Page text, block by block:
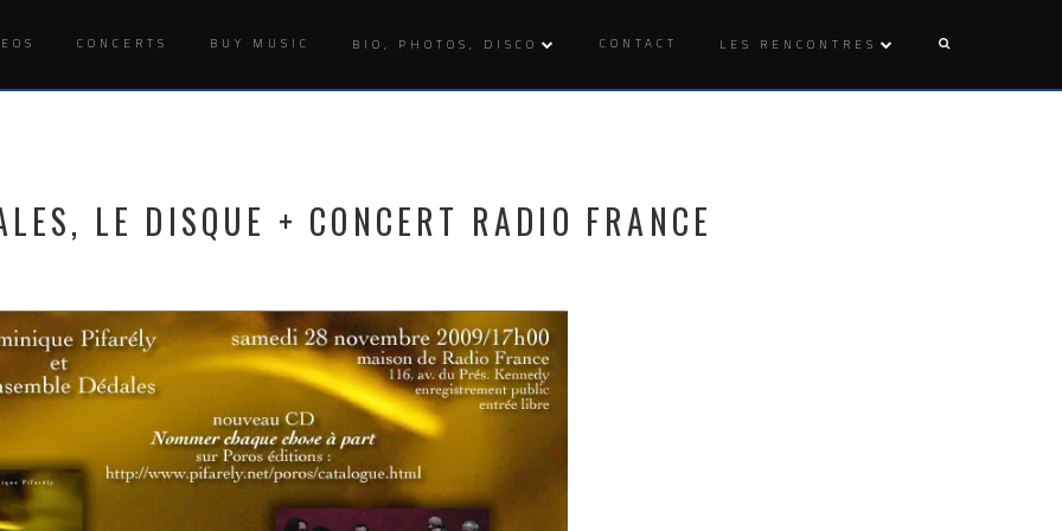
CONCERTS BUY MUSIC BIO, PHOTOS, DISCO CONTACT LES RENCONTRES
LE DISQUE + CONCERT RADIO FRANCE